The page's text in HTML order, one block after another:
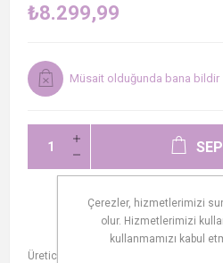
₺8.299,99
Müsait olduğunda bana bildir
Üretici:
Çerezler, hizmetlerimizi
olur. Hizmetlerimizi
kullanmamızı kabul